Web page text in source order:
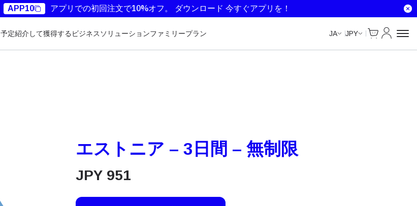
APP10 アプリでの初回注文で10%オフ。 ダウンロード 今すぐアプリを！
予定紹介して獲得する ビジネスソリューションファミリープラン JA JPY
Cart
マイアカ
エストニア – 3日間 – 無制限
JPY 951